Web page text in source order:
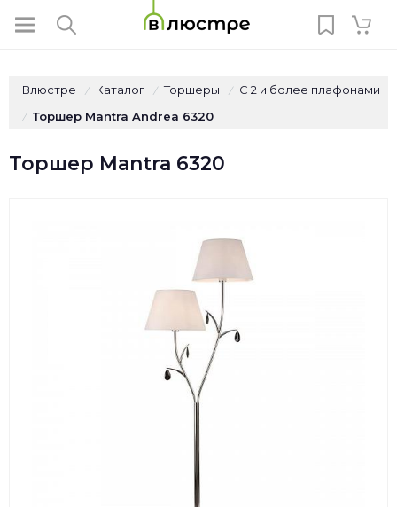
Влюстре / Каталог / Торшеры / С 2 и более плафонами
/ Торшер Mantra Andrea 6320
Торшер Mantra 6320